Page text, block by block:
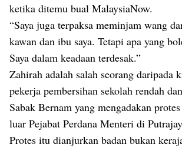
ketika ditemu bual MalaysiaNow.
“Saya juga terpaksa meminjam wang
kawan dan ibu saya. Tetapi apa yang
Saya dalam keadaan terdesak.”
Zahirah adalah salah seorang daripada
pekerja pembersihan sekolah rendah
Sabak Bernam yang mengadakan
luar Pejabat Perdana Menteri di
Protes itu dianjurkan badan bukan